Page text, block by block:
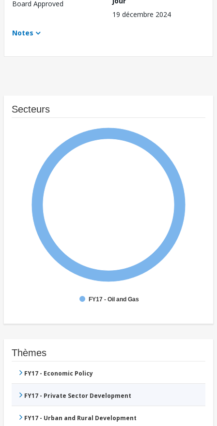
Board Approved
19 décembre 2024
Notes
Secteurs
FY17 - Oil and Gas
Thèmes
FY17 - Economic Policy
FY17 - Private Sector Development
FY17 - Urban and Rural Development